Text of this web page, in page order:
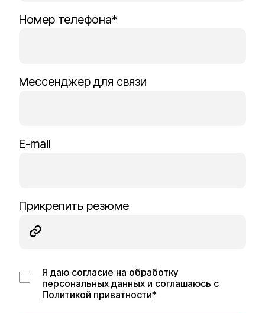
Номер телефона*
Мессенджер для связи
E-mail
Прикрепить резюме
Я даю согласие на обработку
персональных данных и соглашаюсь с
Политикой приватности*